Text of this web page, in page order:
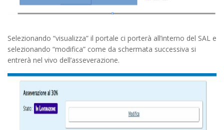
Selezionando “visualizza” il portale ci porterà all’interno del SAL e
selezionando “modifica” come da schermata successiva si
entrerà nel vivo dell’asseverazione.